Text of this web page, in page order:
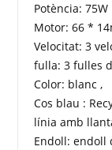
Potència: 75W
Motor: 66 *
Velocitat: 3
fulla: 3 fulles
Color: blanc ,
Cos blau :
línia amb
Endoll: endoll